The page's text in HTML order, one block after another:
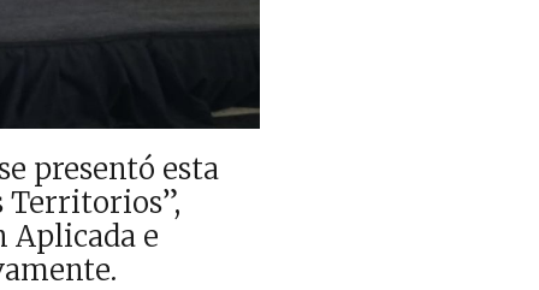
presentó esta
Territorios”,
Aplicada e